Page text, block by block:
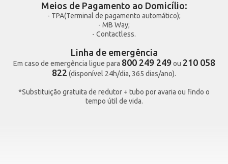
Meios de Pagamento ao Domicílio:
- TPA(Terminal de pagamento automático);
- MB Way;
- Contactless.
Linha de emergência
Em caso de emergência ligue para 800 249 249ou 210 058
822 (disponível 24h/dia, 365 dias/ano).
*Substituição gratuita de redutor + tubo por avaria ou findo o
tempo útil de vida.